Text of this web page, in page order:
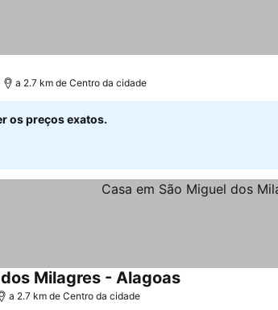
preços
a 2.7 km de Centro da cidade
os preços exatos.
Milagres - AlagoasVer preços
a 2.7 km de Centro da cidade